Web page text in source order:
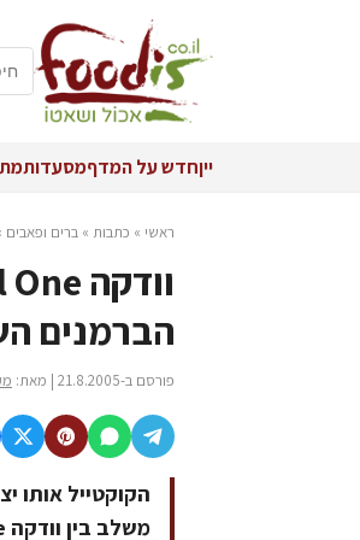
ייןחדש על המדףמסעדות
ראשי » כתבות » ברים ופאבים
הברמנים
פורסם ב-21.8.2005 | מאת:
הקוקטייל אותו
משלב בין וודקה Ketel One,